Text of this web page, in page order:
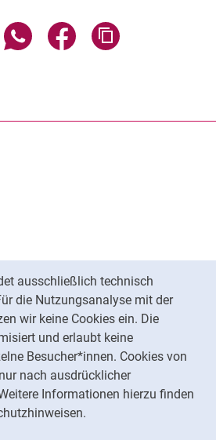
ausschließlich technisch
die Nutzungsanalyse mit der
wir keine Cookies ein. Die
und erlaubt keine
Besucher*innen. Cookies von
nach ausdrücklicher
Informationen hierzu finden
über E-Mail teilen
Seite über WhatsApp teilen
Seite über Facebook